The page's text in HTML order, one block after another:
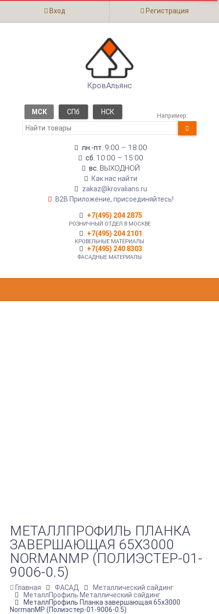
Вход Регистрация
КровАльянс
МСК СПб НСК Например:
пн.-пт. 9:00 – 18:00
сб. 10:00 – 15:00
вс. ВЫХОДНОЙ
Как нас найти
zakaz@krovalians.ru
B2B Приложение, присоединяйтесь!
+7(495) 204 2875
РОЗНИЧНЫЙ ОТДЕЛ В МОСКВЕ
+7(495) 204 2101
КРОВЕЛЬНЫЕ МАТЕРИАЛЫ
+7(495) 240 8303
ФАСАДНЫЕ МАТЕРИАЛЫ
МЕТАЛЛПРОФИЛЬ ПЛАНКА
ЗАВЕРШАЮЩАЯ 65Х3000
NORMANMP (ПОЛИЭСТЕР-01-
9006-0.5)
Главная ФАСАД
Металлический сайдинг
МеталлПрофиль Металлический сайдинг
МеталлПрофиль Планка завершающая 65х3000
NormanMP (Полиэстер-01-9006-0.5)